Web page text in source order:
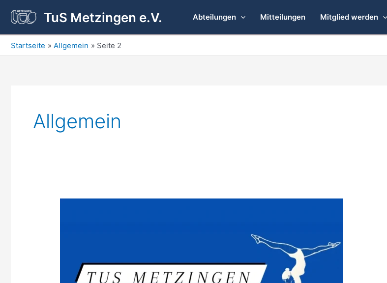
Inhalt
TuS Metzingen e.V. Abteilungen Mitteilungen Mitglied werden
Startseite Allgemein Seite 2
Allgemein